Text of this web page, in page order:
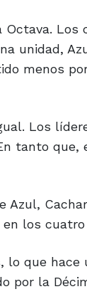
Los
unidad,
menos
Los
tanto
los
que hace
por la